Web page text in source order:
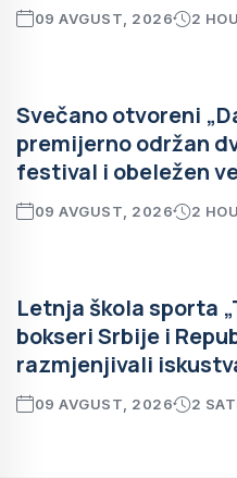
09 AVGUST, 2026 2
Svečano otvoreni
premijerno održan
festival i obeležen
09 AVGUST, 2026 2
Letnja škola sporta
bokseri Srbije i
razmjenjivali
09 AVGUST, 2026 2